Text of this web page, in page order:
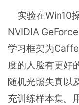
实验在Win10
NVIDIA
学习框架为
度的人脸有更好
随机光照失真以
充训练样本集。